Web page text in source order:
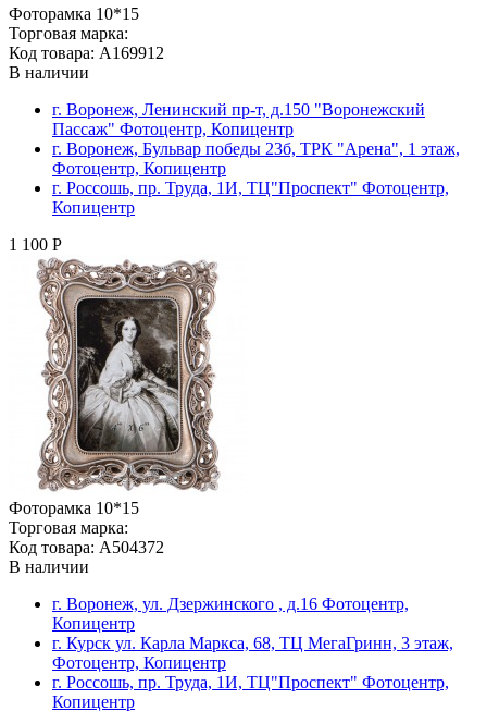
Фоторамка 10*15
Торговая марка:
Код товара: A169912
В наличии
г. Воронеж, Ленинский пр-т, д.150 "Воронежский
Пассаж" Фотоцентр, Копицентр
г. Воронеж, Бульвар победы 23б, ТРК "Арена", 1 этаж,
Фотоцентр, Копицентр
г. Россошь, пр. Труда, 1И, ТЦ"Проспект" Фотоцентр,
Копицентр
1 100 Р
Фоторамка 10*15
Торговая марка:
Код товара: A504372
В наличии
г. Воронеж, ул. Дзержинского , д.16 Фотоцентр,
Копицентр
г. Курск ул. Карла Маркса, 68, ТЦ МегаГринн, 3 этаж,
Фотоцентр, Копицентр
г. Россошь, пр. Труда, 1И, ТЦ"Проспект" Фотоцентр,
Копицентр